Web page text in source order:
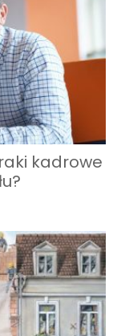
kadrowe